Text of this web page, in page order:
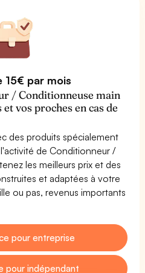
15€ par mois
/ Conditionneuse main
vos proches en cas de
des produits spécialement
de Conditionneur /
les meilleurs prix et des
et adaptées à votre
ou pas, revenus importants
pour entreprise
pour indépendant